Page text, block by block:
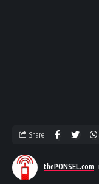
thePONSEL.com
Share